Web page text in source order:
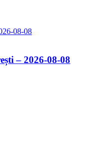
– 2026-08-08